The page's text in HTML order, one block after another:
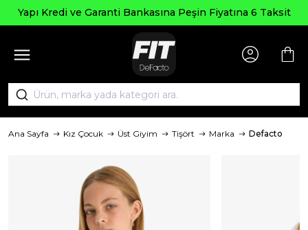
Yapı Kredi ve Garanti Bankasına Peşin Fiyatına 6 Taksit
Ana Sayfa Kız Çocuk Üst Giyim Tişört Marka Defacto